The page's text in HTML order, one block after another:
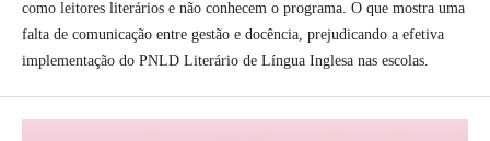
como leitores literários e não conhecem o programa. O que mostra uma
falta de comunicação entre gestão e docência, prejudicando a efetiva
implementação do PNLD Literário de Língua Inglesa nas escolas.